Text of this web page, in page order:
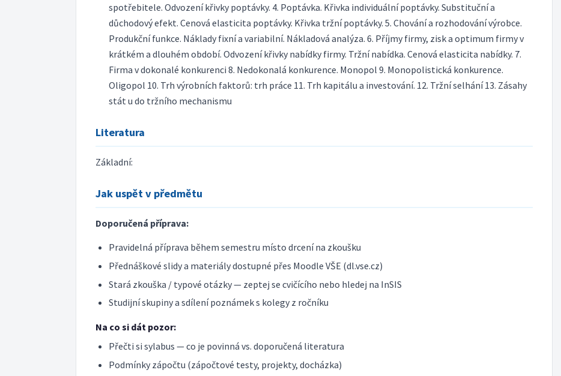
spotřebitele. Odvození křivky poptávky. 4. Poptávka. Křivka individuální poptávky. Substituční a
důchodový efekt. Cenová elasticita poptávky. Křivka tržní poptávky. 5. Chování a rozhodování výrobce.
Produkční funkce. Náklady fixní a variabilní. Nákladová analýza. 6. Příjmy firmy, zisk a optimum firmy v
krátkém a dlouhém období. Odvození křivky nabídky firmy. Tržní nabídka. Cenová elasticita nabídky. 7.
Firma v dokonalé konkurenci 8. Nedokonalá konkurence. Monopol 9. Monopolistická konkurence.
Oligopol 10. Trh výrobních faktorů: trh práce 11. Trh kapitálu a investování. 12. Tržní selhání 13. Zásahy
stát u do tržního mechanismu
Literatura
Základní:
Jak uspět v předmětu
Doporučená příprava:
Pravidelná příprava během semestru místo drcení na zkoušku
Přednáškové slidy a materiály dostupné přes Moodle VŠE (dl.vse.cz)
Stará zkouška / typové otázky — zeptej se cvičícího nebo hledej na InSIS
Studijní skupiny a sdílení poznámek s kolegy z ročníku
Na co si dát pozor:
Přečti si sylabus — co je povinná vs. doporučená literatura
Podmínky zápočtu (zápočtové testy, projekty, docházka)